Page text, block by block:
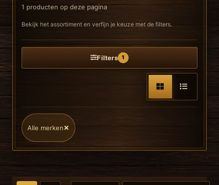
1 producten op deze pagina
Bekijk het assortiment en verfijn je keuze met de filters.
Filters 1
Alle merken×